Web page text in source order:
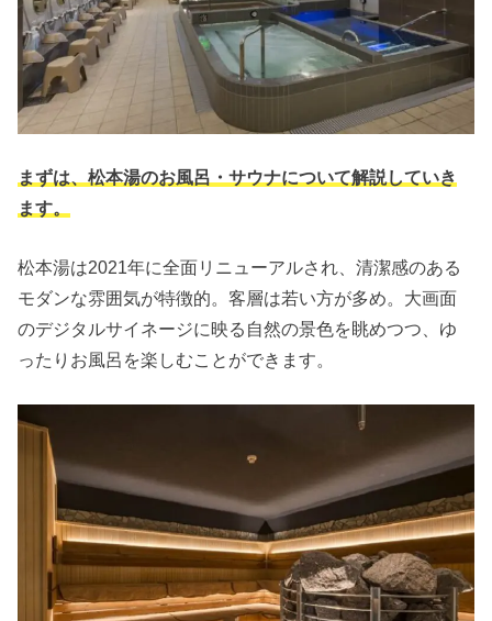
まずは、松本湯のお風呂・サウナについて解説していき
ます。
松本湯は2021年に全面リニューアルされ、清潔感のある
モダンな雰囲気が特徴的。客層は若い方が多め。大画面
のデジタルサイネージに映る自然の景色を眺めつつ、ゆ
ったりお風呂を楽しむことができます。